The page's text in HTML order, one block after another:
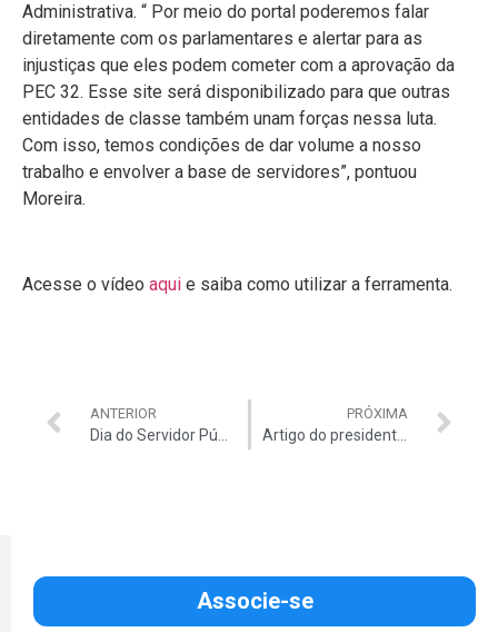
Administrativa. “ Por meio do portal poderemos falar
diretamente com os parlamentares e alertar para as
injustiças que eles podem cometer com a aprovação da
PEC 32. Esse site será disponibilizado para que outras
entidades de classe também unam forças nessa luta.
Com isso, temos condições de dar volume a nosso
trabalho e envolver a base de servidores”, pontuou
Moreira.
Acesse o vídeo aqui e saiba como utilizar a ferramenta.
ANTERIOR PRÓXIMA
Artigo do presidente da Auditar em defesa dos servidores é destaque no Estadão, Correio Braziliense e Jornal de Brasília
Associe-se